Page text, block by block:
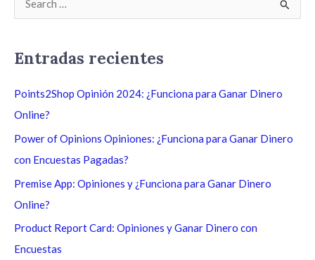
a
r
p
Entradas recientes
Points2Shop Opinión 2024: ¿Funciona para Ganar Dinero
Online?
Power of Opinions Opiniones: ¿Funciona para Ganar Dinero
con Encuestas Pagadas?
Premise App: Opiniones y ¿Funciona para Ganar Dinero
Online?
Product Report Card: Opiniones y Ganar Dinero con
Encuestas